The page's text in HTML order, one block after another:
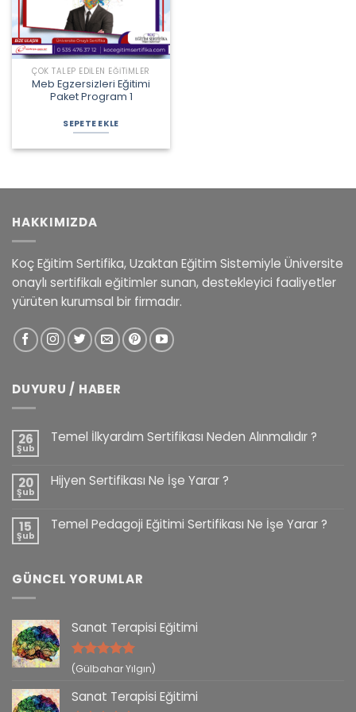
ÇOK TALEP EDILEN EĞITIMLER
Meb Egzersizleri Eğitimi
Paket Program 1
fiyat:
3.060,00 ₺.
andaki
fiyat:
2.385,00 ₺.
SEPETE EKLE
HAKKIMIZDA
Koç Eğitim Sertifika, Uzaktan Eğitim Sistemiyle Üniversite
onaylı sertifikalı eğitimler sunan, destekleyici faaliyetler
yürüten kurumsal bir firmadır.
DUYURU / HABER
26
Şub
Temel İlkyardım Sertifikası Neden Alınmalıdır ?
20
Şub
Hijyen Sertifikası Ne İşe Yarar ?
15
Şub
Temel Pedagoji Eğitimi Sertifikası Ne İşe Yarar ?
GÜNCEL YORUMLAR
Sanat Terapisi Eğitimi
5 üzerinden
(Gülbahar Yılgın)
Sanat Terapisi Eğitimi